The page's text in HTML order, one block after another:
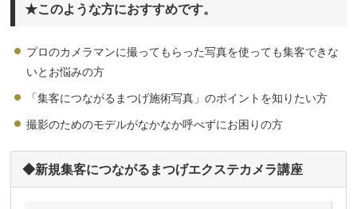
★このような方におすすめです。
プロのカメラマンに撮ってもらった写真を使っても集客できな
いとお悩みの方
「集客につながるまつげ施術写真」のポイントを知りたい方
撮影のためのモデルがなかなか呼べずにお困りの方
◆新規集客につながるまつげエクステカメラ講座